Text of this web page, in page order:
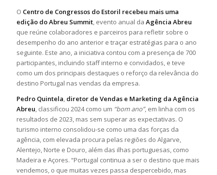
O Centro de Congressos do Estoril recebeu mais uma
edição do Abreu Summit, evento anual da Agência Abreu
que reúne colaboradores e parceiros para refletir sobre o
desempenho do ano anterior e traçar estratégias para o ano
seguinte. Este ano, a iniciativa contou com a presença de 700
participantes, incluindo staff interno e convidados, e teve
como um dos principais destaques o reforço da relevância do
destino Portugal nas vendas da empresa.
Pedro Quintela, diretor de Vendas e Marketing da Agência
Abreu, classificou 2024 como um “bom ano”, em linha com os
resultados de 2023, mas sem superar as expectativas. O
turismo interno consolidou-se como uma das forças da
agência, com elevada procura pelas regiões do Algarve,
Alentejo, Norte e Douro, além das ilhas portuguesas, como
Madeira e Açores. “Portugal continua a ser o destino que mais
vendemos, o que muitas vezes passa despercebido, mas